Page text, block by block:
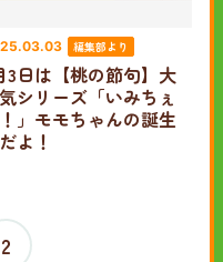
編集部より
3日は【桃の節句】大
シリーズ「いみちぇ
」モモちゃんの誕生
よ！
2